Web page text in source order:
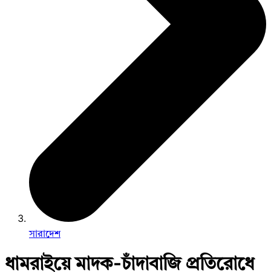
সারাদেশ
ধামরাইয়ে মাদক-চাঁদাবাজি প্রতিরোধে